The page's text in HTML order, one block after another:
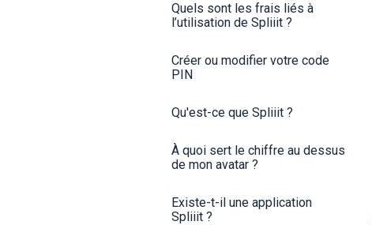
Quels sont les frais liés à
l’utilisation de Spliiit ?
Créer ou modifier votre code
PIN
Qu'est-ce que Spliiit ?
À quoi sert le chiffre au dessus
de mon avatar ?
Existe-t-il une application
Spliiit ?